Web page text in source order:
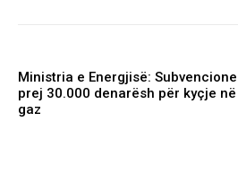
Ministria e Energjisë: Subvencione
prej 30.000 denarësh për kyçje në
gaz